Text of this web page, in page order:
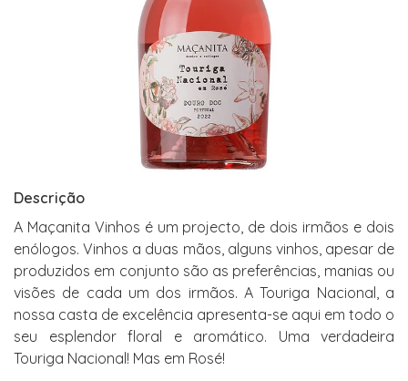
Descrição
A Maçanita Vinhos é um projecto, de dois irmãos e dois
enólogos. Vinhos a duas mãos, alguns vinhos, apesar de
produzidos em conjunto são as preferências, manias ou
visões de cada um dos irmãos. A Touriga Nacional, a
nossa casta de excelência apresenta-se aqui em todo o
seu esplendor floral e aromático. Uma verdadeira
Touriga Nacional! Mas em Rosé!